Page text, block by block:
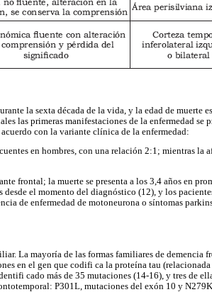
la sexta década de la vida, y la edad de muerte
las primeras manifestaciones de la enfermedad se
con la variante clínica de la enfermedad:
en hombres, con una relación 2:1; mientras la
frontal; la muerte se presenta a los 3,4 años en
desde el momento del diagnóstico (12), y los
de enfermedad de motoneurona o síntomas
La mayoría de las formas familiares de demencia
en el gen que codifi ca la proteína tau
cado más de 35 mutaciones (14-16), y tres de
P301L, mutaciones del exón 10 y